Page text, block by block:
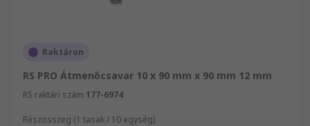
Raktáron
RS PRO Átmenőcsavar 10 x 90 mm x 90 mm 12 mm
RS raktári szám 177-6974
Részösszeg (1 tasak / 10 egység)